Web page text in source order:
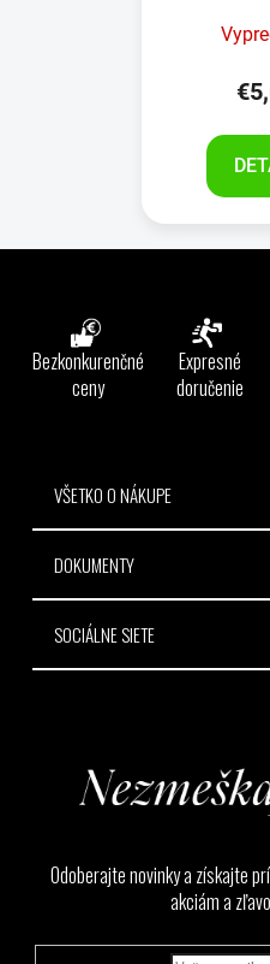
Bezkonkurenčné
ceny
Expresné
doručenie
VŠETKO O NÁKUPE
DOKUMENTY
SOCIÁLNE SIETE
Odoberajte novinky a získajte
akciám a